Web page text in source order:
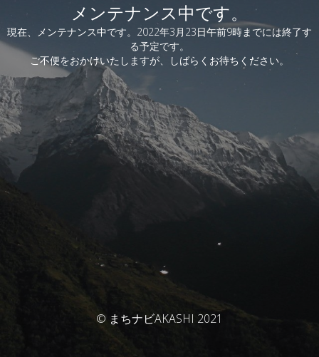
メンテナンス中です。
現在、メンテナンス中です。2022年3月23日午前9時までには終了す
る予定です。
ご不便をおかけいたしますが、しばらくお待ちください。
© まちナビAKASHI 2021